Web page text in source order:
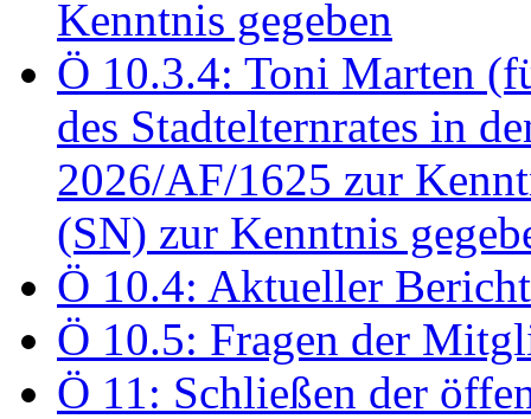
Kenntnis gegeben
Ö 10.3.4: Toni Marten
des Stadtelternrates in
2026/AF/1625 zur
(SN) zur Kenntnis
Ö 10.4: Aktueller
Ö 10.5: Fragen der
Ö 11: Schließen der